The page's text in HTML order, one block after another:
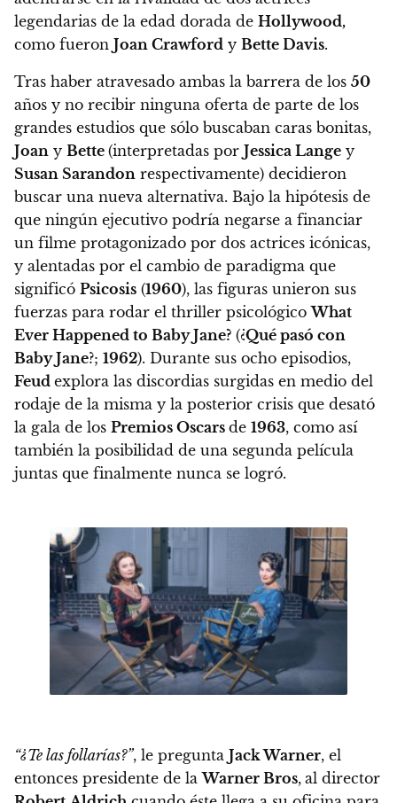
legendarias de la edad dorada de Hollywood,
como fueron Joan Crawford y Bette Davis.
Tras haber atravesado ambas la barrera de los 50
años y no recibir ninguna oferta de parte de los
grandes estudios que sólo buscaban caras bonitas,
Joan y Bette (interpretadas por Jessica Lange y
Susan Sarandon respectivamente) decidieron
buscar una nueva alternativa. Bajo la hipótesis de
que ningún ejecutivo podría negarse a financiar
un filme protagonizado por dos actrices icónicas,
y alentadas por el cambio de paradigma que
significó Psicosis (1960), las figuras unieron sus
fuerzas para rodar el thriller psicológicoWhat
Ever Happened to Baby Jane? (¿Qué pasó con
Baby Jane?; 1962). Durante sus ocho episodios,
Feud explora las discordias surgidas en medio del
rodaje de la misma y la posterior crisis que desató
la gala de los Premios Oscars de 1963, como así
también la posibilidad de una segunda película
juntas que finalmente nunca se logró.
“¿Te las follarías?”, le pregunta Jack Warner, el
entonces presidente de laWarner Bros, al director